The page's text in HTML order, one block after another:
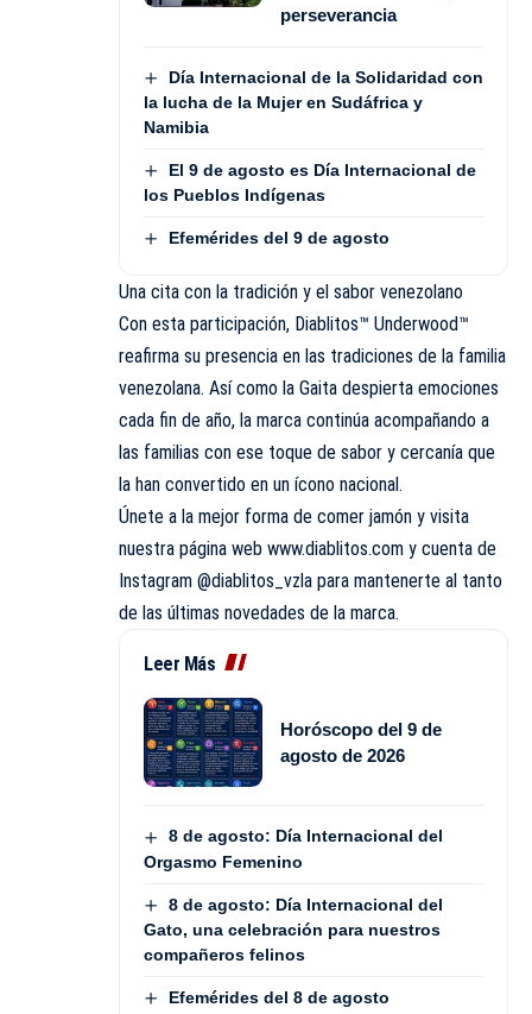
perseverancia
Día Internacional de la Solidaridad con
la lucha de la Mujer en Sudáfrica y
Namibia
El 9 de agosto es Día Internacional de
los Pueblos Indígenas
Efemérides del 9 de agosto
Una cita con la tradición y el sabor venezolano
Con esta participación, Diablitos™ Underwood™
reafirma su presencia en las tradiciones de la familia
venezolana. Así como la Gaita despierta emociones
cada fin de año, la marca continúa acompañando a
las familias con ese toque de sabor y cercanía que
la han convertido en un ícono nacional.
Únete a la mejor forma de comer jamón y visita
nuestra página web www.diablitos.com y cuenta de
Instagram @diablitos_vzla para mantenerte al tanto
de las últimas novedades de la marca.
Leer Más
Horóscopo del 9 de
agosto de 2026
8 de agosto: Día Internacional del
Orgasmo Femenino
8 de agosto: Día Internacional del
Gato, una celebración para nuestros
compañeros felinos
Efemérides del 8 de agosto